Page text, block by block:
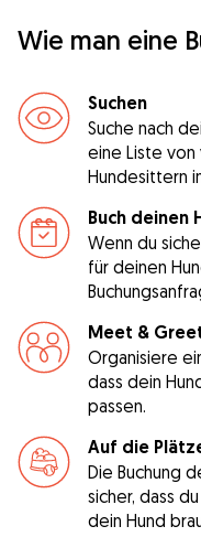
Wie man eine
Suchen
Suche nach
eine Liste
Hundesittern
Buch deinen
Wenn du
für deinen
Meet &
Organisiere
dass dein
passen.
Auf die
Die Buchung
sicher, dass
dein Hund